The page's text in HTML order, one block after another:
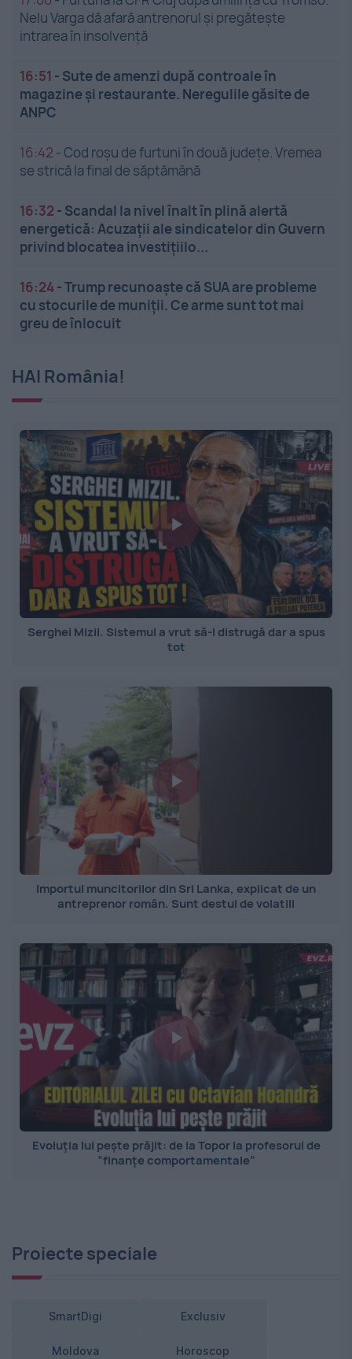
Nelu Varga dă afară antrenorul și pregătește
intrarea în insolvență
16:51 - Sute de amenzi după controale în
magazine și restaurante. Neregulile găsite de
ANPC
16:42 -Cod roșu de furtuni în două județe. Vremea
se strică la final de săptămână
16:32 - Scandal la nivel înalt în plină alertă
energetică: Acuzații ale sindicatelor din Guvern
privind blocatea investițiilo...
16:24-Trump recunoaște că SUA are probleme
cu stocurile de muniții. Ce arme sunt tot mai
greu de înlocuit
HAI România!
Serghei Mizil. Sistemul a vrut să-l distrugă dar a spus
tot
Importul muncitorilor din Sri Lanka, explicat de un
antreprenor român. Sunt destul de volatili
Evoluția lui pește prăjit: de la Topor la profesorul de
”finanțe comportamentale”
Proiecte speciale
SmartDigi Exclusiv
Moldova Horoscop